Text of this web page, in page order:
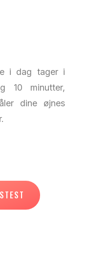
i dag tager i
10 minutter,
dine øjnes